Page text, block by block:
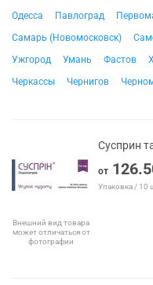
Одесса
Павлоград
Самарь (Новомосковск)
Ужгород
Умань Фастов
Черкассы
Чернигов
Внешний вид товара
может отличаться от
фотографии
Сусприн
от
Упаковка / 10